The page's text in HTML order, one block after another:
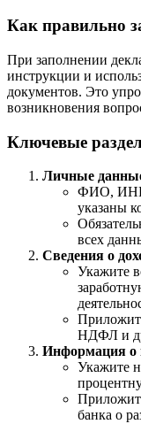
Как правильно
При заполнении
инструкции и
документов. Это
возникновения
Ключевые
Личные
ФИО, ИНН
указаны
всех
Сведения о
Укажите
НДФЛ и
Информация о
Укажите
банка о